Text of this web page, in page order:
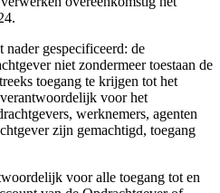
gespecificeerd: de
niet zondermeer toestaan de
toegang te krijgen tot het
voor het
, werknemers, agenten
zijn gemachtigd, toegang
voor alle toegang tot en